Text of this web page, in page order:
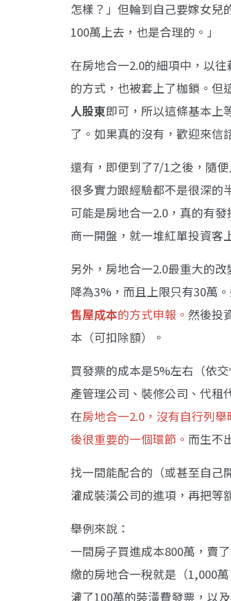
怎樣？」但輪到自己要嫁女兒
100萬上去，也是合理的。」
在房地合一2.0的細項中，以
的方式，也被套上了枷鎖。但
人股東即可，所以這條基本上
了。如果真的沒有，歡迎來信
還有，即便到了7/1之後，隨
很多實力跟經驗都不是很深的
可能是房地合一2.0，真的有
商一開盤，就一堆紅單投資客
另外，房地合一2.0最重大的
降為3%，而且上限只有30萬
售屋成本的方式申報。 然後投
本（可扣除額）。
買發票的成本是5%左右（依
產管理公司、裝修公司、代租
在房地合一2.0，沒有自行列
後很重要的一個環節。 而生不
找一間能配合的（或甚至自己
灌成裝潢公司的進項，再把等
舉例來說：
一間房子買進成本800萬，賣
繳的房地合一稅就是（1,000
灌了100萬的裝潢費發票，以